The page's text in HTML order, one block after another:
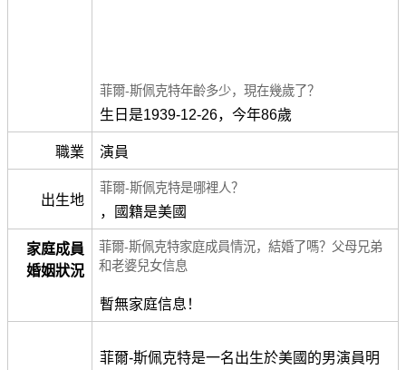
菲爾-斯佩克特年齡多少，現在幾歲了？
生日是1939-12-26，今年86歲
職業 演員
出生地
菲爾-斯佩克特是哪裡人？
，國籍是美國
家庭成員
婚姻狀況
菲爾-斯佩克特家庭成員情況，結婚了嗎？父母兄弟
和老婆兒女信息
暫無家庭信息！
菲爾-斯佩克特是一名出生於美國的男演員明